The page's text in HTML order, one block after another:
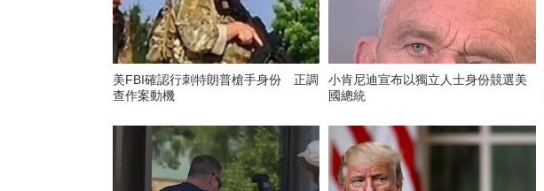
美FBI確認行刺特朗普槍手身份 正調
查作案動機
小肯尼迪宣布以獨立人士身份競選美
國總統